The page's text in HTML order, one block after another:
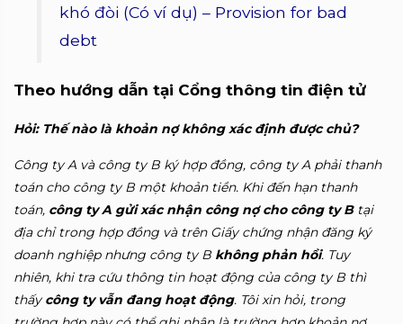
khó đòi (Có ví dụ) – Provision for bad
debt
Theo hướng dẫn tại Cổng thông tin điện tử
Hỏi: Thế nào là khoản nợ không xác định được chủ?
Công ty A và công ty B ký hợp đồng, công ty A phải thanh
toán cho công ty B một khoản tiền. Khi đến hạn thanh
toán, công ty A gửi xác nhận công nợ cho công ty Btại
địa chỉ trong hợp đồng và trên Giấy chứng nhận đăng ký
doanh nghiệp nhưng công ty B không phản hồi. Tuy
nhiên, khi tra cứu thông tin hoạt động của công ty B thì
thấycông ty vẫn đang hoạt động. Tôi xin hỏi, trong